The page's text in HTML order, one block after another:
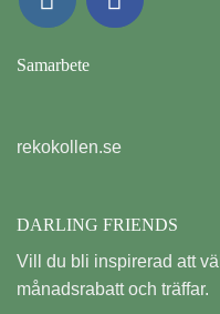
Samarbete
rekokollen.se
DARLING FRIENDS
Vill du bli inspirerad att
månadsrabatt och träffar.